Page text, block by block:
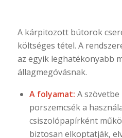
A kárpitozott bútorok
költséges tétel. A
az egyik leghatékonyabb
állagmegóvásnak.
A folyamat: A
porszemcsék a
csiszolópapírként
biztosan elkoptatják,